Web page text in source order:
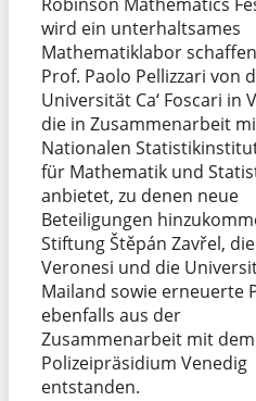
wird ein unterhaltsames
Mathematiklabor
Prof. Paolo Pellizzari von
Universität Ca‘ Foscari in
die in Zusammenarbeit
Nationalen
für Mathematik und
anbietet, zu denen neue
Beteiligungen
Stiftung Štěpán Zavřel,
Veronesi und die
Mailand sowie erneuerte
ebenfalls aus der
Zusammenarbeit mit dem
Polizeipräsidium Venedig
entstanden.